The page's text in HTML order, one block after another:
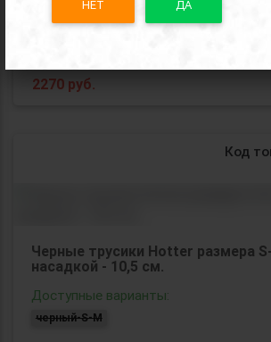
НЕТ ДА
Доступные варианты:
черный-S-M
2270 руб.
Код
Черные трусики Hotter размера
насадкой - 10,5 см.
Доступные варианты:
черный-S-M